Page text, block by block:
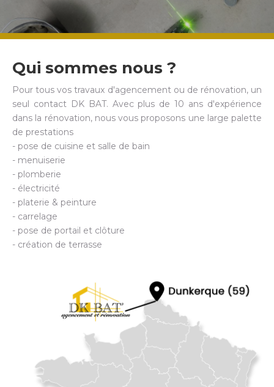
Qui sommes nous ?
Pour tous vos travaux d'agencement ou de rénovation, un
seul contact DK BAT. Avec plus de 10 ans d'expérience
dans la rénovation, nous vous proposons une large palette
de prestations
- pose de cuisine et salle de bain
- menuiserie
- plomberie
- électricité
- platerie & peinture
- carrelage
- pose de portail et clôture
- création de terrasse